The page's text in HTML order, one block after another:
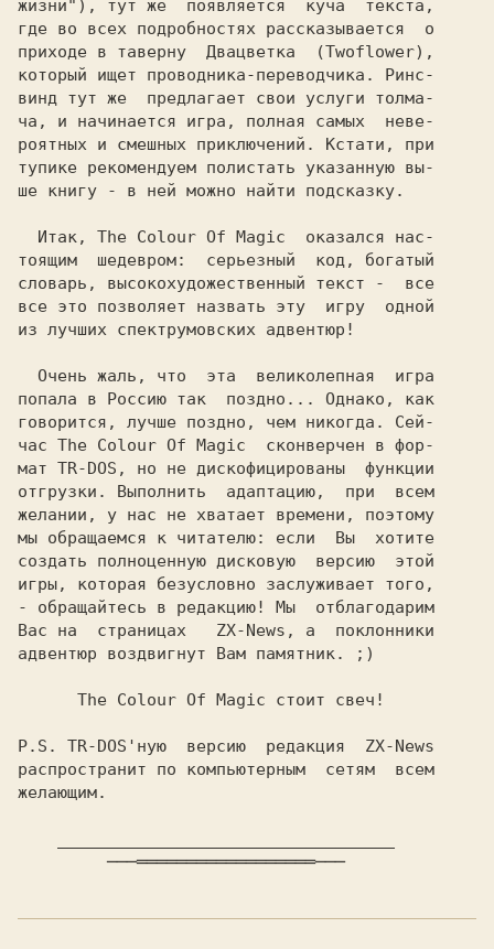
жизни"), тут же  появляется  куча  текста,
где во всех подробностях рассказывается  о
приходе в таверну  Двацветка  (Twoflower),
который ищет проводника-переводчика. Ринс-
винд тут же  предлагает свои услуги толма-
ча, и начинается игра, полная самых  неве-
роятных и смешных приключений. Кстати, при
тупике рекомендуем полистать указанную вы-
ше книгу - в ней можно найти подсказку.
  Итак,
The Colour Of Magic
оказался нас-
тоящим  шедевром:  серьезный  код, богатый
словарь, высокохудожественный текст -  все
все это позволяет назвать эту  игру  одной
из лучших спектрумовских адвентюр!
попала в Россию так  поздно... Однако, как
говорится, лучше поздно, чем никогда. Сей-
час The Colour Of Magic
сконверчен в фор-
мат TR-DOS, но не дискофицированы  функции
отгрузки. Выполнить  адаптацию,  при  всем
желании, у нас не хватает времени, поэтому
мы обращаемся к читателю: если  Вы  хотите
создать полноценную дисковую  версию  этой
игры, которая безусловно заслуживает того,
- обращайтесь в редакцию! Мы  отблагодарим
Вас на  страницах
ZX-News,
а  поклонники
адвентюр воздвигнут Вам памятник. ;)
P.S.
TR-DOS'ную  версию  редакция  ZX-News
распространит по компьютерным  сетям  всем
желающим.